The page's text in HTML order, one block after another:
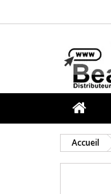
Accueil